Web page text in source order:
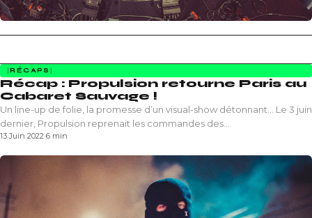
RÉCAPS
Récap : Propulsion retourne Paris au
Cabaret Sauvage !
Un line-up de folie, la promesse d’un visual-show détonnant… Le 3 juin
dernier, Propulsion reprenait les commandes des…
13 Juin 2022·6 min